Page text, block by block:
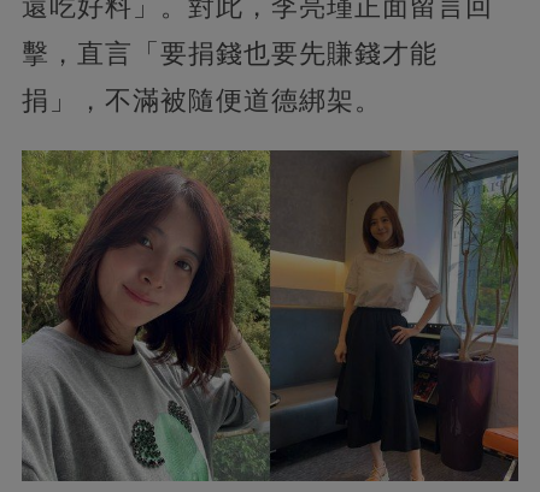
還吃好料」。對此，李亮瑾正面留言回
擊，直言「要捐錢也要先賺錢才能
捐」，不滿被隨便道德綁架。